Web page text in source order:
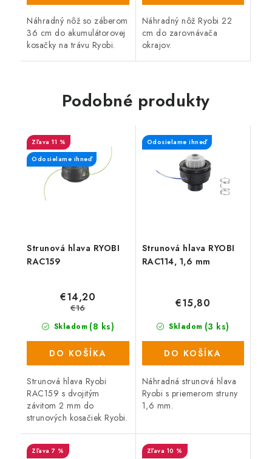
Náhradný nôž so záberom
36 cm do akumulátorovej
kosačky na trávu Ryobi.
Náhradný nôž Ryobi 22
cm do zarovnávača
okrajov.
Podobné produkty
Strunová hlava RYOBI
RAC159
11 %
Odosielame ihneď
Skladom (8 ks)
€14,20
€16
DO KOŠÍKA
Strunová hlava Ryobi
RAC159 s dvojitým
závitom 2 mm do
strunových kosačiek Ryobi.
Strunová hlava RYOBI
RAC114, 1,6 mm
Odosielame ihneď
Skladom (3 ks)
€15,80
DO KOŠÍKA
Náhradná strunová hlava
Ryobi s priemerom struny
1,6 mm.
7 % 10 %